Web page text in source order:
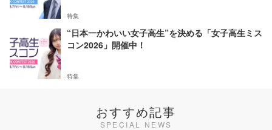
特集
“日本一かわいい女子高生”を決める「女子高生ミス
コン2026」開催中！
特集
おすすめ記事
SPECIAL NEWS